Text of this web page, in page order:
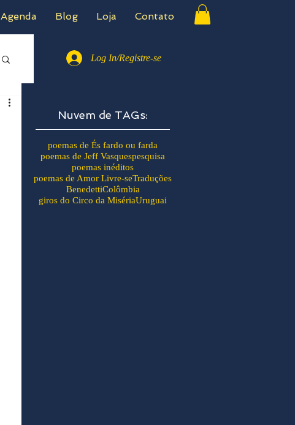
Agenda Blog Loja Contato
Log In/Registre-se
Nuvem de TAGs:
poemas de És fardo ou farda
poemas de Jeff Vasquespesquisa
poemas inéditos
poemas de Amor Livre-seTraduções
BenedettiColômbia
giros do Circo da MisériaUruguai